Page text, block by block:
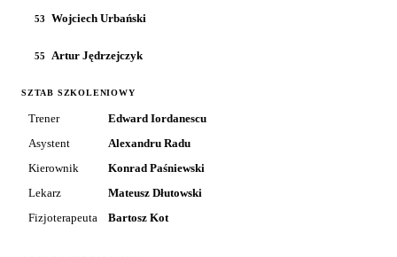
53 Wojciech Urbański
55 Artur Jędrzejczyk
SZTAB SZKOLENIOWY
Trener
Edward Iordanescu
Asystent
Alexandru Radu
Kierownik
Konrad Paśniewski
Lekarz
Mateusz Dłutowski
Fizjoterapeuta
Bartosz Kot